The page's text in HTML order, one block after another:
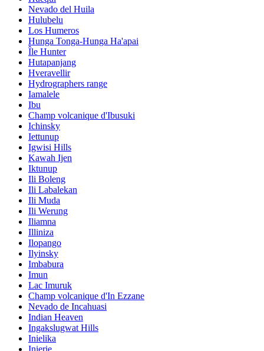
Nevado del Huila
Hulubelu
Los Humeros
Hunga Tonga-Hunga Ha'apai
Île Hunter
Hutapanjang
Hveravellir
Hydrographers range
Iamalele
Ibu
Champ volcanique d'Ibusuki
Ichinsky
Iettunup
Igwisi Hills
Kawah Ijen
Iktunup
Ili Boleng
Ili Labalekan
Ili Muda
Ili Werung
Iliamna
Illiniza
Ilopango
Ilyinsky
Imbabura
Imun
Lac Imuruk
Champ volcanique d'In Ezzane
Nevado de Incahuasi
Indian Heaven
Ingakslugwat Hills
Inielika
Inierie